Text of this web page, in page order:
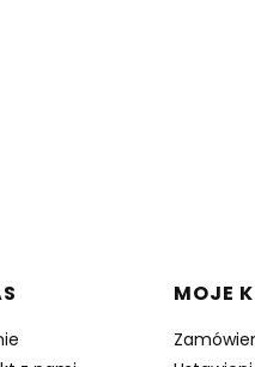
w stopce MOJE